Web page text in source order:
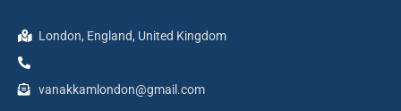
London, England, United Kingdom
vanakkamlondon@gmail.com